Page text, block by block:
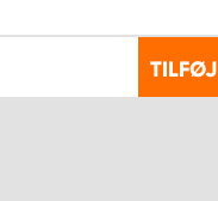
TILFØJ